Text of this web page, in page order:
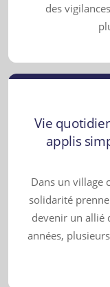
des
Vie
applis
Dans un village
solidarité
devenir un allié
années,